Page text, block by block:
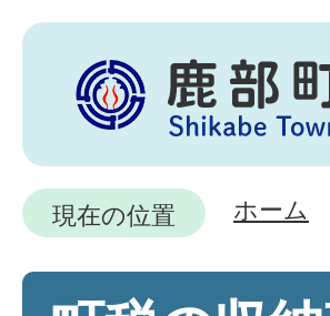
現在の位置 ホーム